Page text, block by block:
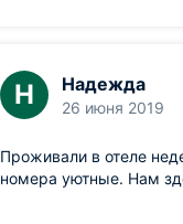
Н Надежда
26 июня 2019
Проживали в отеле
номера уютные. Нам